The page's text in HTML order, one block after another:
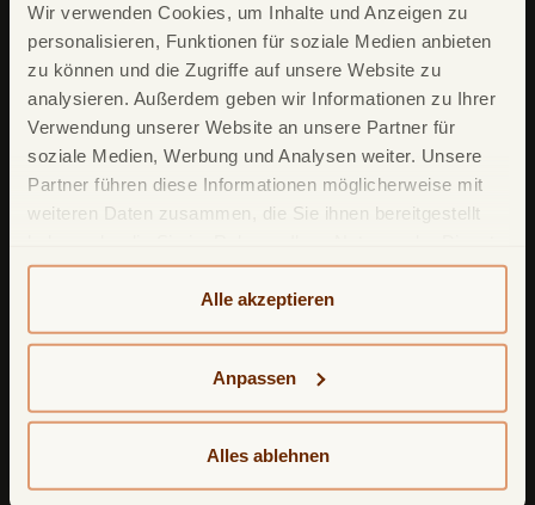
Wir verwenden Cookies, um Inhalte und Anzeigen zu
personalisieren, Funktionen für soziale Medien anbieten
zu können und die Zugriffe auf unsere Website zu
analysieren. Außerdem geben wir Informationen zu Ihrer
Verwendung unserer Website an unsere Partner für
soziale Medien, Werbung und Analysen weiter. Unsere
Partner führen diese Informationen möglicherweise mit
weiteren Daten zusammen, die Sie ihnen bereitgestellt
gesammelt haben. Weitere detailliertere Informationen
finden Sie in unsererDatenschutzerklärung
Cookie-Policy. Das Impressum können Siehier
Alle akzeptieren
Anpassen
Alles ablehnen
Unsere Produkte
TF Mastercard Gold
TF Bank Tagesgeld
TF Bank Mobile App